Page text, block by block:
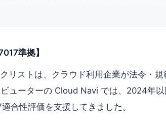
準拠】
リストは、クラウド利用企業が法令・
ューターの Cloud Navi では、2024年
合性評価を支援してきました。